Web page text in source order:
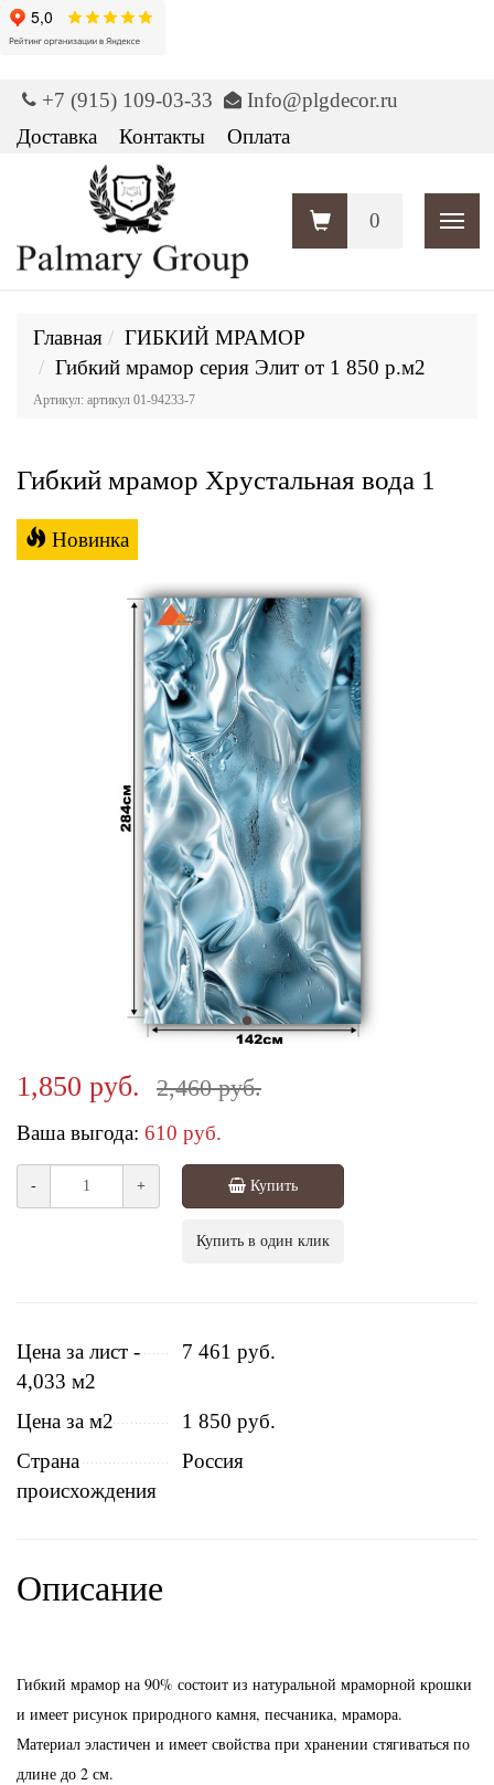
+7 (915) 109-03-33
Info@plgdecor.ru
Доставка
Контакты Оплата
0
Главная
ГИБКИЙ МРАМОР
Гибкий мрамор серия Элит от 1 850 р.м2
Артикул: артикул 01-94233-7
Гибкий мрамор Хрустальная вода 1
Новинка
1,850 руб. 2,460 руб.
Ваша выгода: 610 руб.
- + Купить
Купить в один клик
Цена за лист -
4,033 м2
7 461 руб.
Цена за м2
1 850 руб.
Страна
происхождения
Россия
Описание
Гибкий мрамор на 90% состоит из натуральной мраморной крошки
и имеет рисунок природного камня, песчаника, мрамора.
Материал эластичен и имеет свойства при хранении стягиваться по
длине до 2 см.